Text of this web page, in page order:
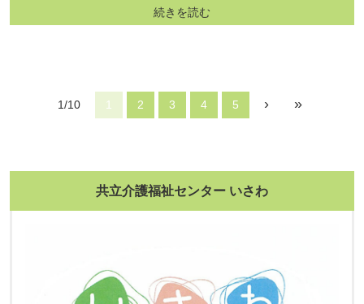
続きを読む
1/10 1 2 3 4 5 › »
共立介護福祉センター いさわ